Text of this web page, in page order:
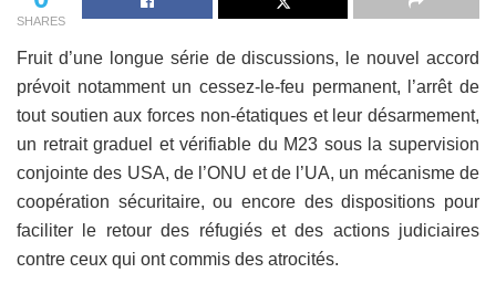
SHARES
Fruit d’une longue série de discussions, le nouvel accord
prévoit notamment un cessez-le-feu permanent, l’arrêt de
tout soutien aux forces non-étatiques et leur désarmement,
un retrait graduel et vérifiable du M23 sous la supervision
conjointe des USA, de l’ONU et de l’UA, un mécanisme de
coopération sécuritaire, ou encore des dispositions pour
faciliter le retour des réfugiés et des actions judiciaires
contre ceux qui ont commis des atrocités.